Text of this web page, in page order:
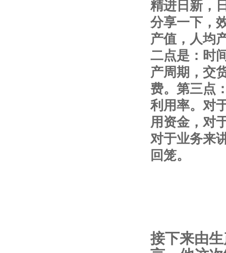
精进日新，
分享一下，
产值，人均
二点是：时
产周期，交
费。第三点
利用率。对
用资金，对
对于业务来
回笼。
接下来由